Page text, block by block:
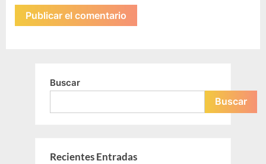
Buscar
Buscar
Recientes Entradas